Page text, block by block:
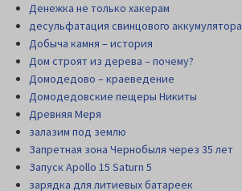
Денежка не только хакерам
десульфатация свинцового аккумулятора
Добыча камня – история
Дом строят из дерева – почему?
Домодедово – краеведение
Домодедовские пещеры Никиты
Древняя Меря
залазим под землю
Запретная зона Чернобыля через 35 лет
Запуск Apollo 15 Saturn 5
зарядка для литиевых батареек